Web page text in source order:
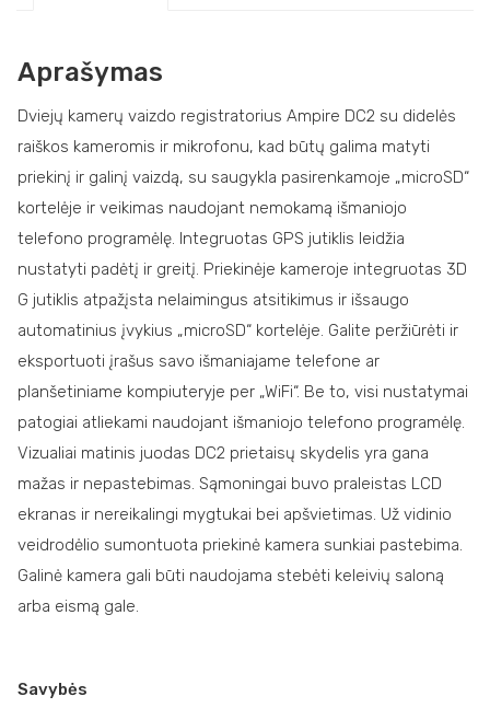
Aprašymas
Dviejų kamerų vaizdo registratorius Ampire DC2 su didelės
raiškos kameromis ir mikrofonu, kad būtų galima matyti
priekinį ir galinį vaizdą, su saugykla pasirenkamoje „microSD“
kortelėje ir veikimas naudojant nemokamą išmaniojo
telefono programėlę. Integruotas GPS jutiklis leidžia
nustatyti padėtį ir greitį. Priekinėje kameroje integruotas 3D
G jutiklis atpažįsta nelaimingus atsitikimus ir išsaugo
automatinius įvykius „microSD“ kortelėje. Galite peržiūrėti ir
eksportuoti įrašus savo išmaniajame telefone ar
planšetiniame kompiuteryje per „WiFi“. Be to, visi nustatymai
patogiai atliekami naudojant išmaniojo telefono programėlę.
Vizualiai matinis juodas DC2 prietaisų skydelis yra gana
mažas ir nepastebimas. Sąmoningai buvo praleistas LCD
ekranas ir nereikalingi mygtukai bei apšvietimas. Už vidinio
veidrodėlio sumontuota priekinė kamera sunkiai pastebima.
Galinė kamera gali būti naudojama stebėti keleivių saloną
arba eismą gale.
Savybės